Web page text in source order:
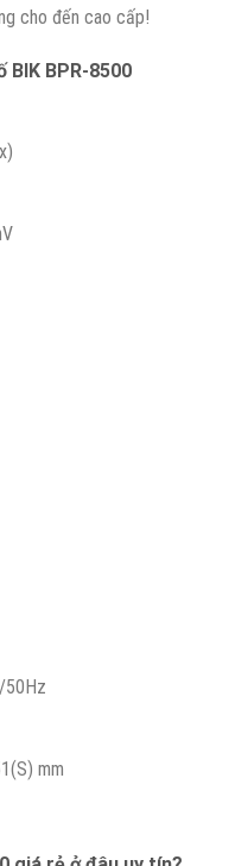
cho đến cao cấp!
BPR-8500
50Hz
mm